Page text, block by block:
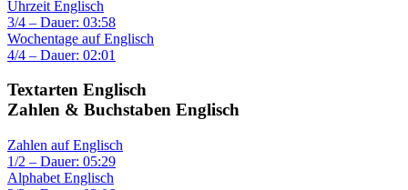
Uhrzeit Englisch
3/4 – Dauer: 03:58
Wochentage auf Englisch
4/4 – Dauer: 02:01
Textarten Englisch
Zahlen & Buchstaben Englisch
Zahlen auf Englisch
1/2 – Dauer: 05:29
Alphabet Englisch